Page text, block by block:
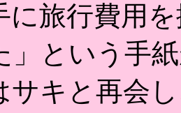
に旅行費用
」という手
サキと再会